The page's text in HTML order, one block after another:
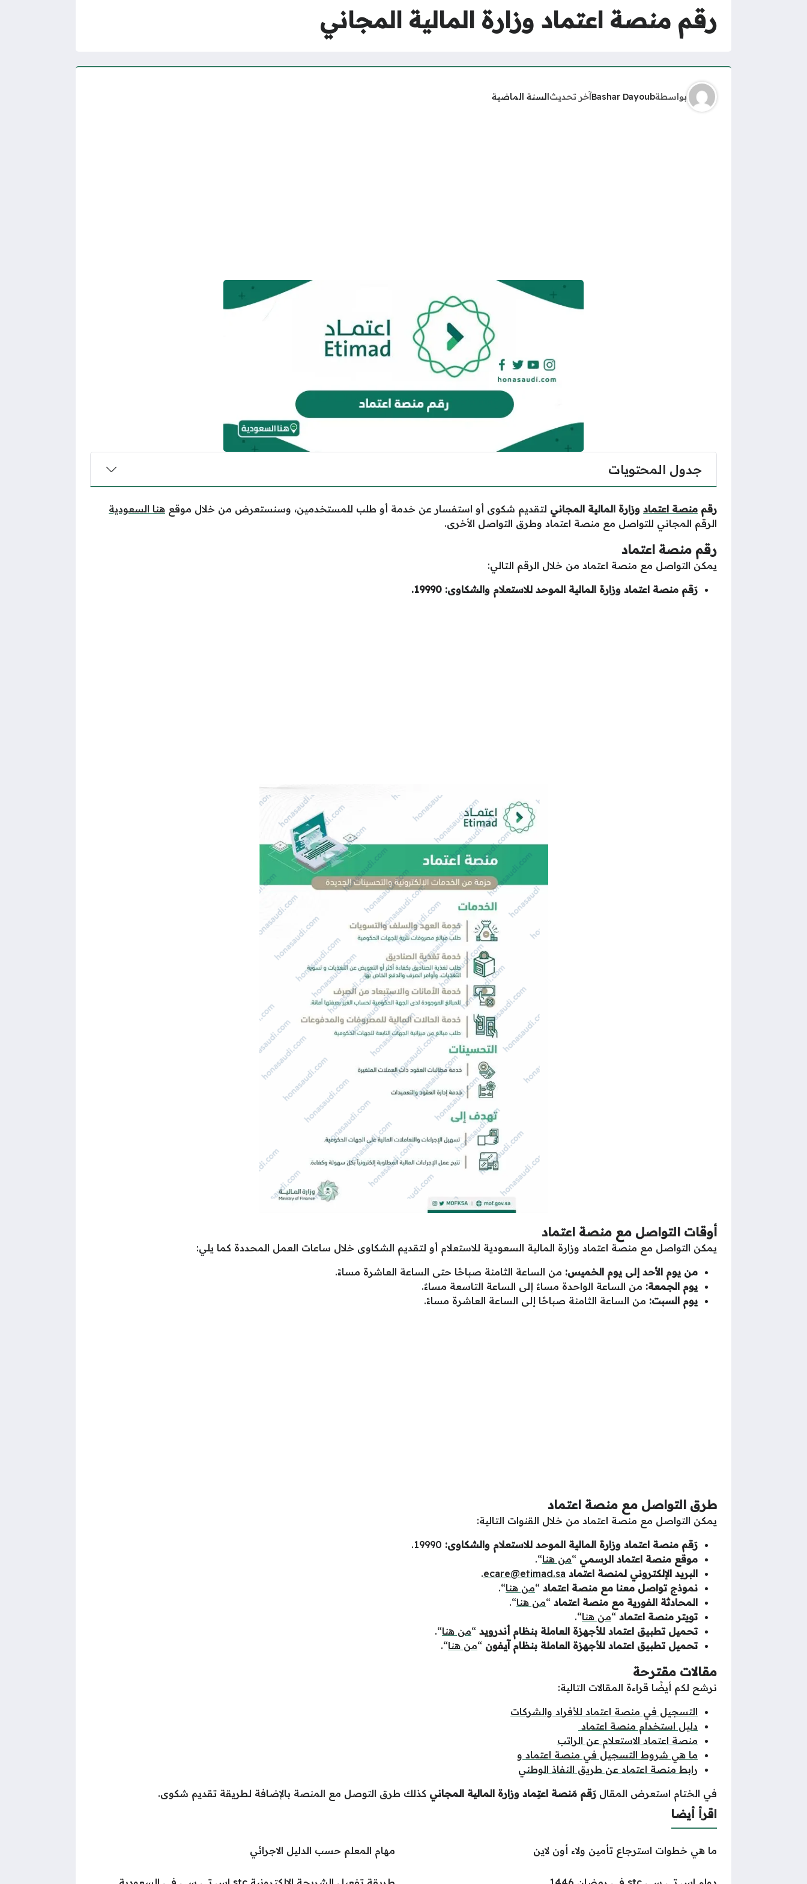
رقم منصة اعتماد وزارة المالية المجاني
بواسطةBashar Dayoubآخر تحديثالسنة الماضية
جدول المحتويات
رقم منصة اعتماد وزارة المالية المجاني لتقديم شكوى أو استفسار عن خدمة أو طلب للمستخدمين، وسنستعرض من خلال موقع هنا السعودية
الرقم المجاني للتواصل مع منصة اعتماد وطرق التواصل الأخرى.
رقم منصة اعتماد
يمكن التواصل مع منصة اعتماد من خلال الرقم التالي:
رَقم منصة اعتماد وزارة المالية الموحد للاستعلام والشكاوى: 19990.
أوقات التواصل مع منصة اعتماد
يمكن التواصل مع منصة اعتماد وزارة المالية السعودية للاستعلام أو لتقديم الشكاوى خلال ساعات العمل المحددة كما يلي:
من يوم الأحد إلى يوم الخميس: من الساعة الثامنة صباحًا حتى الساعة العاشرة مساءً.
يوم الجمعة: من الساعة الواحدة مساءً إلى الساعة التاسعة مساءً.
يوم السبت: من الساعة الثامنة صباحًا إلى الساعة العاشرة مساءً.
طرق التواصل مع منصة اعتماد
يمكن التواصل مع منصة اعتماد من خلال القنوات التالية:
رَقم منصة اعتماد وزارة المالية الموحد للاستعلام والشكاوى: 19990.
موقع منصة اعتماد الرسمي “من هنا“.
البريد الإلكتروني لمنصة اعتماد ecare@etimad.sa
.
نموذج تواصل معنا مع منصة اعتماد “من هنا“.
المحادثة الفورية مع منصة اعتماد “من هنا“.
تويتر منصة اعتماد “من هنا“.
تحميل تطبيق اعتماد للأجهزة العاملة بنظام أندرويد “من هنا“.
تحميل تطبيق اعتماد للأجهزة العاملة بنظام آيفون “من هنا“.
مقالات مقترحة
نرشح لكم أيضًا قراءة المقالات التالية:
التسجيل في منصة اعتماد للأفراد والشركات
دليل استخدام منصة اعتماد
منصة اعتماد الاستعلام عن الراتب
ما هي شروط التسجيل في منصة اعتماد و
رابط منصة اعتماد عن طريق النفاذ الوطني
في الختام استعرض المقال رَقم مَنصة اعتِماد وزارة المالية المجاني كذلك طرق التوصل مع المنصة بالإضافة لطريقة تقديم شكوى.
اقرأ أيضا
ما هي خطوات استرجاع تأمين ولاء أون لاين مهام المعلم حسب الدليل الاجرائي